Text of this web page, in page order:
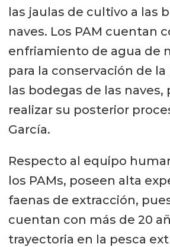
las jaulas de cultivo a las
naves. Los PAM cuentan
enfriamiento de agua de
para la conservación de
las bodegas de las naves,
realizar su posterior
García.
Respecto al equipo
los PAMs, poseen alta
faenas de extracción,
cuentan con más de 20
trayectoria en la pesca